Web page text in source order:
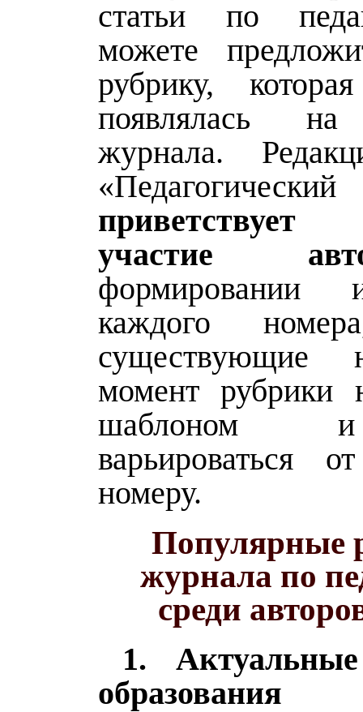
статьи по
можете
рубрику,
появлялась на
журнала.
участие
формировании
каждого
существующие
момент рубрики
шаблоном
варьироваться
номеру.
Популярные
журнала по
среди
1.
образования